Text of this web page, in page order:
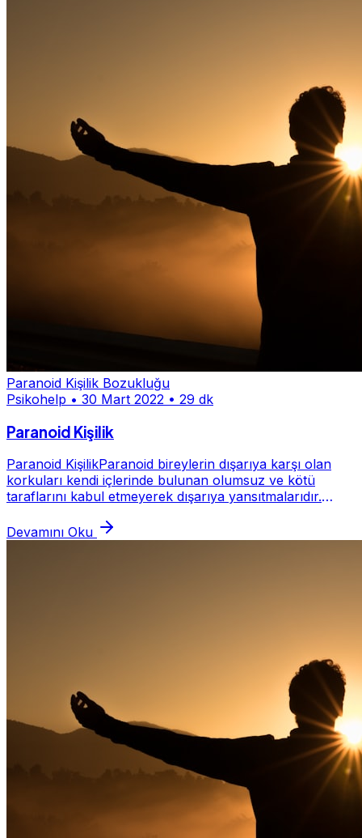
Paranoid Kişilik Bozukluğu
Psikohelp • 30 Mart 2022 • 29 dk
Paranoid Kişilik
Paranoid KişilikParanoid bireylerin dışarıya karşı olan
korkuları kendi içlerinde bulunan olumsuz ve kötü
taraflarını kabul etmeyerek dışarıya yansıtmalarıdır.
Devamını Oku